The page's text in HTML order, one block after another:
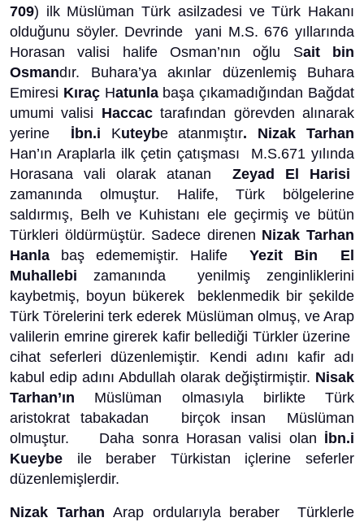
709) ilk Müslüman Türk asilzadesi ve Türk Hakanı
olduğunu söyler. Devrinde yani M.S. 676 yıllarında
Horasan valisi halife Osman’nın oğlu Sait bin
Osmandır. Buhara’ya akınlar düzenlemiş Buhara
Emiresi KıraçHatunla başa çıkamadığından Bağdat
umumi valisi Haccactarafından görevden alınarak
yerine İbn.i Kuteybe atanmıştır. Nizak Tarhan
Han’ın Araplarla ilk çetin çatışması M.S.671 yılında
Horasana vali olarak atananZeyad El Harisi
zamanında olmuştur. Halife, Türk bölgelerine
saldırmış, Belh ve Kuhistanı ele geçirmiş ve bütün
Türkleri öldürmüştür. Sadece direnen Nizak Tarhan
Hanla baş edememiştir. HalifeYezit Bin El
Muhallebi zamanında yenilmiş zenginliklerini
kaybetmiş, boyun bükerek beklenmedik bir şekilde
Türk Törelerini terk ederek Müslüman olmuş, ve Arap
valilerin emrine girerek kafir bellediği Türkler üzerine
cihat seferleri düzenlemiştir. Kendi adını kafir adı
kabul edip adını Abdullah olarak değiştirmiştir. Nisak
Tarhan’ın Müslüman olmasıyla birlikte Türk
aristokrat tabakadan birçok insan Müslüman
olmuştur. Daha sonra Horasan valisi olan İbn.i
Kueybe ile beraber Türkistan içlerine seferler
düzenlemişlerdir.
Nizak Tarhan Arap ordularıyla beraber Türklerle